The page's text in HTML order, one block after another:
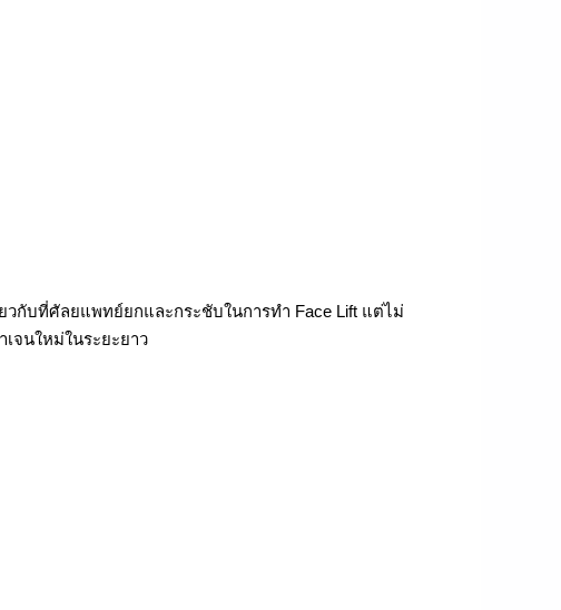
วกับที่ศัลยแพทย์ยกและกระชับในการทำ Face Lift แต่ไม่
จนใหม่ในระยะยาว